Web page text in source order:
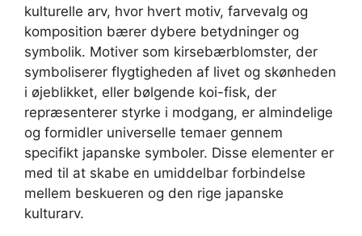
kulturelle arv, hvor hvert motiv, farvevalg og
komposition bærer dybere betydninger og
symbolik. Motiver som kirsebærblomster, der
symboliserer flygtigheden af livet og skønheden
i øjeblikket, eller bølgende koi-fisk, der
repræsenterer styrke i modgang, er almindelige
og formidler universelle temaer gennem
specifikt japanske symboler. Disse elementer er
med til at skabe en umiddelbar forbindelse
mellem beskueren og den rige japanske
kulturarv.